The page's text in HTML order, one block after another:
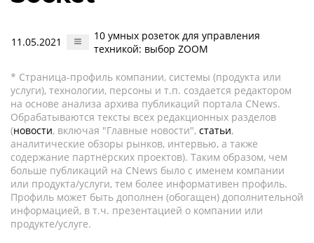
11.05.2021
10 умных розеток для управления
техникой: выбор ZOOM
* Страница-профиль компании, системы (продукта или
услуги), технологии, персоны и т.п. создается редактором
на основе анализа архива публикаций портала CNews.
Обрабатываются тексты всех редакционных разделов
(новости, включая "Главные новости", статьи,
аналитические обзоры рынков, интервью, а также
содержание партнёрских проектов). Таким образом, чем
больше публикаций на CNews было с именем компании
или продукта/услуги, тем более информативен профиль.
Профиль может быть дополнен (обогащен) дополнительной
информацией, в т.ч. презентацией о компании или
продукте/услуге.